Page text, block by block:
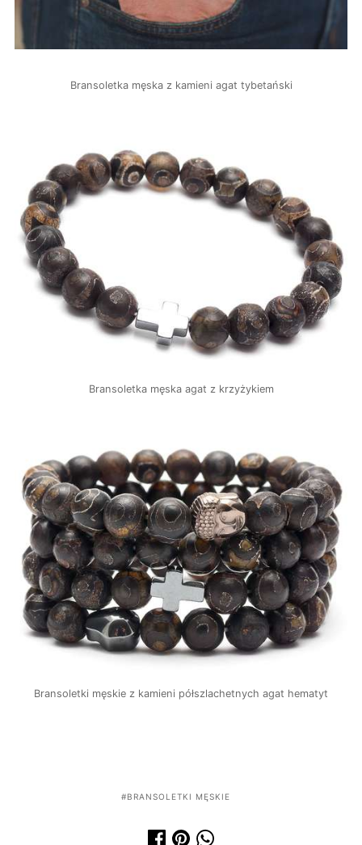
Bransoletka męska z kamieni agat tybetański
Bransoletka męska agat z krzyżykiem
Bransoletki męskie z kamieni półszlachetnych agat hematyt
BRANSOLETKI MĘSKIE